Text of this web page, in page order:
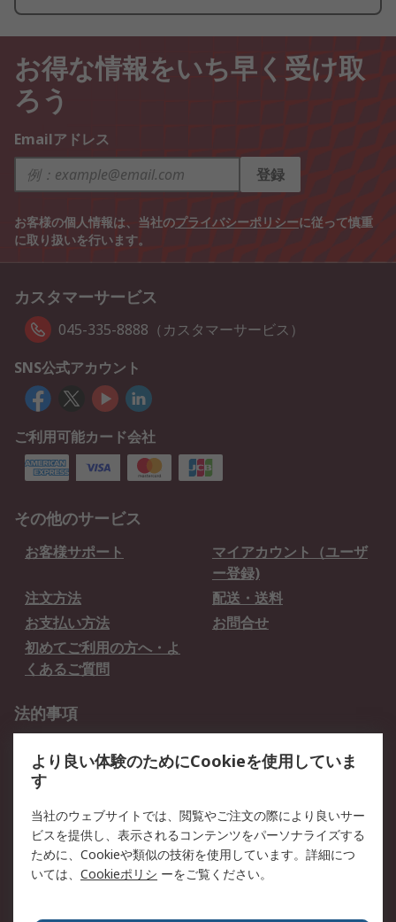
お得な情報をいち早く受け取
ろう
Emailアドレス
登録
お客様の個人情報は、当社のプライバシーポリシーに従って慎重
に取り扱いを行います。
カスタマーサービス
045-335-8888（カスタマーサービス）
SNS公式アカウント
ご利用可能カード会社
その他のサービス
お客様サポート
マイアカウント（ユーザ
ー登録)
注文方法
配送・送料
お支払い方法
お問合せ
初めてご利用の方へ・よ
くあるご質問
法的事項
クッキーポリシー
RSについて
会社概要
採用情報
プレスリリース＆お知ら
コーポレートサイト
より良い体験のためにCookieを使用していま
す
当社のウェブサイトでは、閲覧やご注文の際により良いサー
ビスを提供し、表示されるコンテンツをパーソナライズする
ために、Cookieや類似の技術を使用しています。詳細につ
いては、 Cookieポリシ ーをご覧ください。